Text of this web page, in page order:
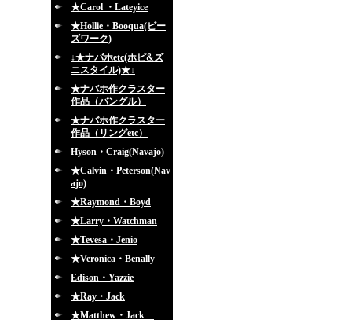
★Carol ・Lateyice
★Hollie・Booqua(ビー
ズワーク)
↓★ナバホetc(ホピ&ズ
ニスタイル)★↓
★ナバホ作クラスター
作品（バングル）
★ナバホ作クラスター
作品（リングetc）
Hyson・Craig(Navajo)
★Calvin・Peterson(Nav
ajo)
★Raymond・Boyd
★Larry・Watchman
★Tevesa・Jenio
★Veronica・Benally
Edison・Yazzie
★Ray・Jack
★Matthew・Jack